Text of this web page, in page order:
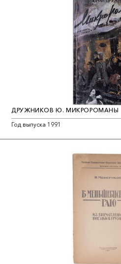
ДРУЖНИКОВ Ю. МИКРОРОМАНЫ
Год выпуска 1991